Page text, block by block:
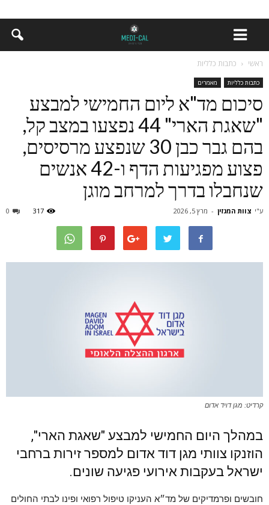
ראשי כתבות כלליות
כתבות כלליות מאמרים
סיכום מד"א ליום החמישי למבצע
"שאגת הארי" 44 נפצעו במצב קל,
בהם גבר כבן 30 שנפצע מרסיסים,
פצוע מפגיעות הדף ו-42 אנשים
שנחבלו בדרך למרחב מוגן
ע"י צוות המגזין - מרץ 5, 2026 0 317
קרדיט: מגן דויד אדום
במהלך היום החמישי למבצע "שאגת הארי",
הוזנקו צוותי מגן דוד אדום למספר זירות ברחבי
ישראל בעקבות אירועי פגיעה שונים.
חובשים ופרמדיקים של מד״א העניקו טיפול רפואי ופינו לבתי החולים